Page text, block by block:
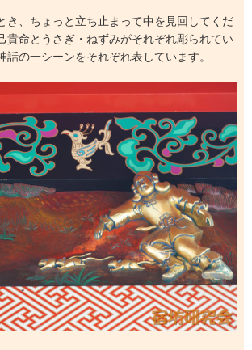
、ちょっと立ち止まって中を見回してくだ
貴命とうさぎ・ねずみがそれぞれ彫られてい
話の一シーンをそれぞれ表しています。